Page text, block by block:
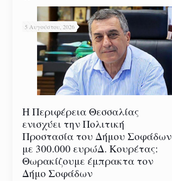
5 Αυγούστου, 2026
Η Περιφέρεια Θεσσαλίας
ενισχύει την Πολιτική
Προστασία του Δήμου Σοφάδων
με 300.000 ευρώΔ. Κουρέτας:
Θωρακίζουμε έμπρακτα τον
Δήμο Σοφάδων